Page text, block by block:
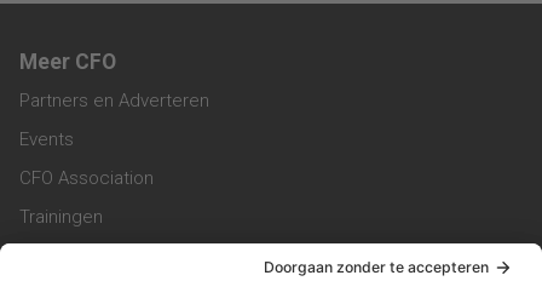
Meer CFO
Partners en Adverteren
Events
CFO Association
Trainingen